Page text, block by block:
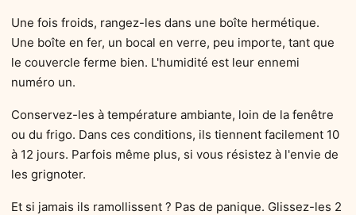
Une fois froids, rangez-les dans une boîte hermétique.
Une boîte en fer, un bocal en verre, peu importe, tant que
le couvercle ferme bien. L'humidité est leur ennemi
numéro un.
Conservez-les à température ambiante, loin de la fenêtre
ou du frigo. Dans ces conditions, ils tiennent facilement 10
à 12 jours. Parfois même plus, si vous résistez à l'envie de
les grignoter.
Et si jamais ils ramollissent ? Pas de panique. Glissez-les 2